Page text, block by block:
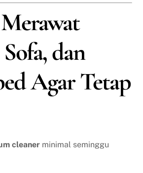
dan
Agar Tetap
cleaner minimal seminggu